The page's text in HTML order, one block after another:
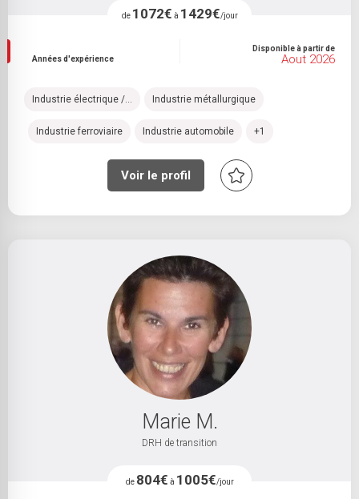
de 1072€ à 1429€/jour
Années d'expérience
Disponible à partir de
Aout 2026
Industrie électrique /... Industrie métallurgique
Industrie ferroviaire Industrie automobile +1
Voir le profil
Marie M.
DRH de transition
de 804€ à 1005€/jour